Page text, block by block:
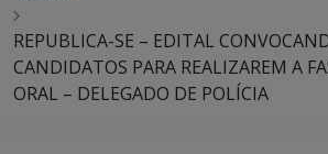
REPUBLICA-SE – EDITAL
CANDIDATOS PARA REALIZAREM A
ORAL – DELEGADO DE POLÍCIA